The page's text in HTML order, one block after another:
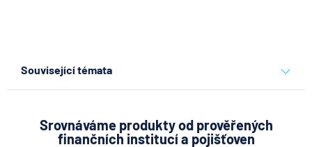
Související témata
Srovnáváme produkty od prověřených
finančních institucí a pojišťoven